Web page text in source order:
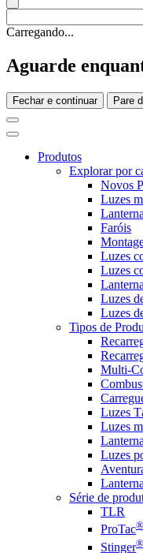
Carregando...
Aguarde
Fechar e continuar Pare
Produtos
Explorar por
Novos
Luzes
Faróis
Luzes
Luzes
Luzes
Luzes
Tipos de
Multi-
Luzes
Luzes
Luzes
Série de
TLR
ProTac®
Stinger®